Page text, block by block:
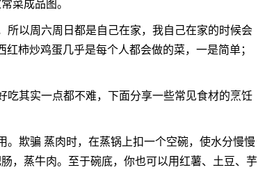
菜成品图。
以周六周日都是自己在家，我自己在家的时候会
柿炒鸡蛋几乎是每个人都会做的菜，一是简单；
其实一点都不难，下面分享一些常见食材的烹饪
欺骗 蒸肉时，在蒸锅上扣一个空碗，使水分慢慢
，蒸牛肉。至于碗底，你也可以用红薯、土豆、芋